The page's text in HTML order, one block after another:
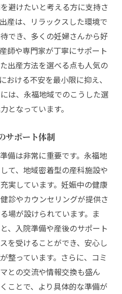
施設の選び方
の出産の利点
ティが提供するサポート
アと地域交流
ための永福での出産方法の
スタイルとその特徴
と自然療法の選択肢
身体への影響と比較
おける選択の自由
がら選ぶ最適な出産方法
法でマタニティライフをよ
生活スタイルへの影響
方法の関係性
の活動と出産方法の選択
での実行可能性
避けたいと考える方に支持さ
産は、リラックスした環境で
でき、多くの妊婦さんから好
師や専門家が丁寧にサポート
出産方法を選べる点も人気の
おける不安を最小限に抑え、
は、永福地域でのこうした選
となっています。
サポート体制
備は非常に重要です。永福地
て、地域密着型の産科施設や
実しています。妊娠中の健康
診やカウンセリングが提供さ
場が設けられています。ま
、入院準備や産後のサポート
を受けることができ、安心し
整っています。さらに、コミ
との交流や情報交換も盛ん
ことで、より具体的な準備が